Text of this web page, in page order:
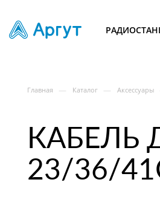
Главная — Каталог — Аксессуары
КАБЕЛЬ
23/36/